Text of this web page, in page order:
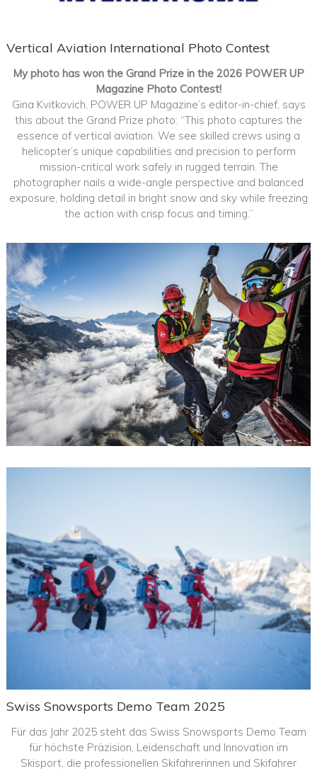
Vertical Aviation International Photo Contest
My photo has won the Grand Prize in the 2026 POWER UP
Magazine Photo Contest!
Gina Kvitkovich, POWER UP Magazine’s editor-in-chief, says
this about the Grand Prize photo: “This photo captures the
essence of vertical aviation. We see skilled crews using a
helicopter’s unique capabilities and precision to perform
mission-critical work safely in rugged terrain. The
photographer nails a wide-angle perspective and balanced
exposure, holding detail in bright snow and sky while freezing
the action with crisp focus and timing.”
Swiss Snowsports Demo Team 2025
Für das Jahr 2025 steht das Swiss Snowsports Demo Team
für höchste Präzision, Leidenschaft und Innovation im
Skisport, die professionellen Skifahrerinnen und Skifahrer